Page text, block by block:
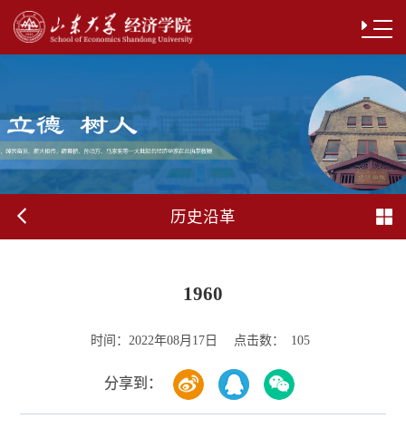
历史沿革
1960
时间： 2022年08月17日 点击数： 105
分享到：